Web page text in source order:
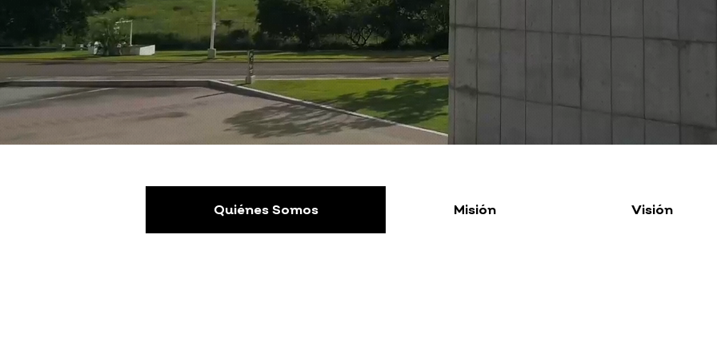
Descubre un espacio multifuncional diseñado
para hacer realidad tus eventos.
Quiénes Somos Misión Visión